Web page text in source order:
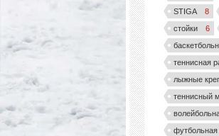
STIGA
8
стойки
6
теннисная
лыжные
теннисный